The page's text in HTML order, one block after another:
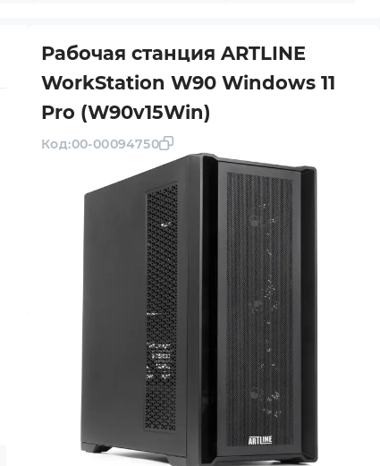
Рабочая станция ARTLINE
WorkStation W90 Windows 11
Pro (W90v15Win)
Код:00-00094750